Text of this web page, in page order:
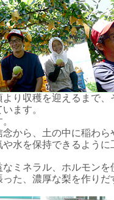
り収穫を迎えるまで
ます。
から、土の中に稲わ
水を保持できるように
ミネラル、ホルモン
た、濃厚な梨を作りだ